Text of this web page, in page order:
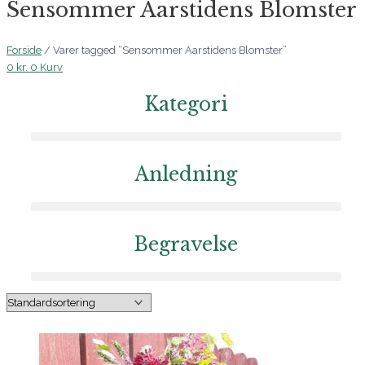
Sensommer Aarstidens Blomster
Forside / Varer tagged “Sensommer Aarstidens Blomster”
0 kr. 0 Kurv
Kategori
Anledning
Begravelse